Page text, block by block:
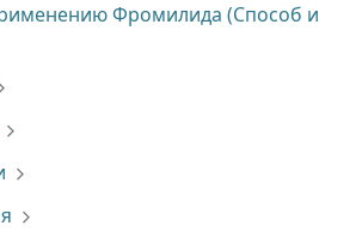
Фромилида (Способ и